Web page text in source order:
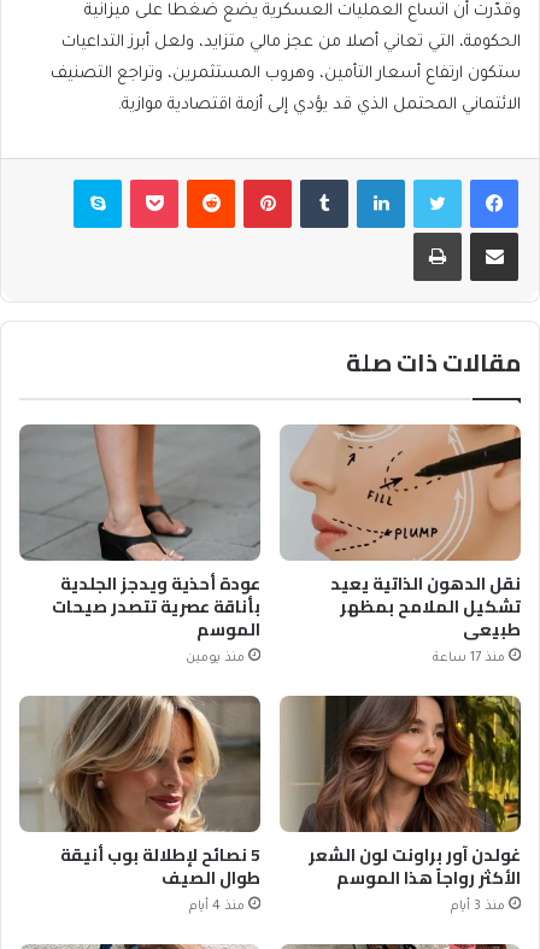
وقدّرت أن اتساع العمليات العسكرية يضع ضغطا على ميزانية
الحكومة، التي تعاني أصلا من عجز مالي متزايد، ولعل أبرز التداعيات
ستكون ارتفاع أسعار التأمين، وهروب المستثمرين، وتراجع التصنيف
الائتماني المحتمل الذي قد يؤدي إلى أزمة اقتصادية موازية.
فيسبوكتويتر لينكدإن بينتيريست بوكيت سكايب
مشاركة عبر البريد طباعة
مقالات ذات صلة
نقل الدهون الذاتية يعيد
تشكيل الملامح بمظهر
طبيعي
منذ 17 ساعة
عودة أحذية ويدجز الجلدية
بأناقة عصرية تتصدر صيحات
الموسم
منذ يومين
غولدن آور براونت لون الشعر
الأكثر رواجاً هذا الموسم
منذ 3 أيام
5 نصائح لإطلالة بوب أنيقة
طوال الصيف
منذ 4 أيام